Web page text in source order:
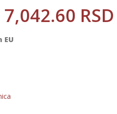
7,042.60 RSD
EU